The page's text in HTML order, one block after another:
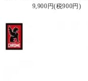
9,900円(税900円)